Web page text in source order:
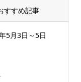
すすめ記事
5月3日～5日